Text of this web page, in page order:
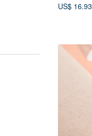
US$ 16.93